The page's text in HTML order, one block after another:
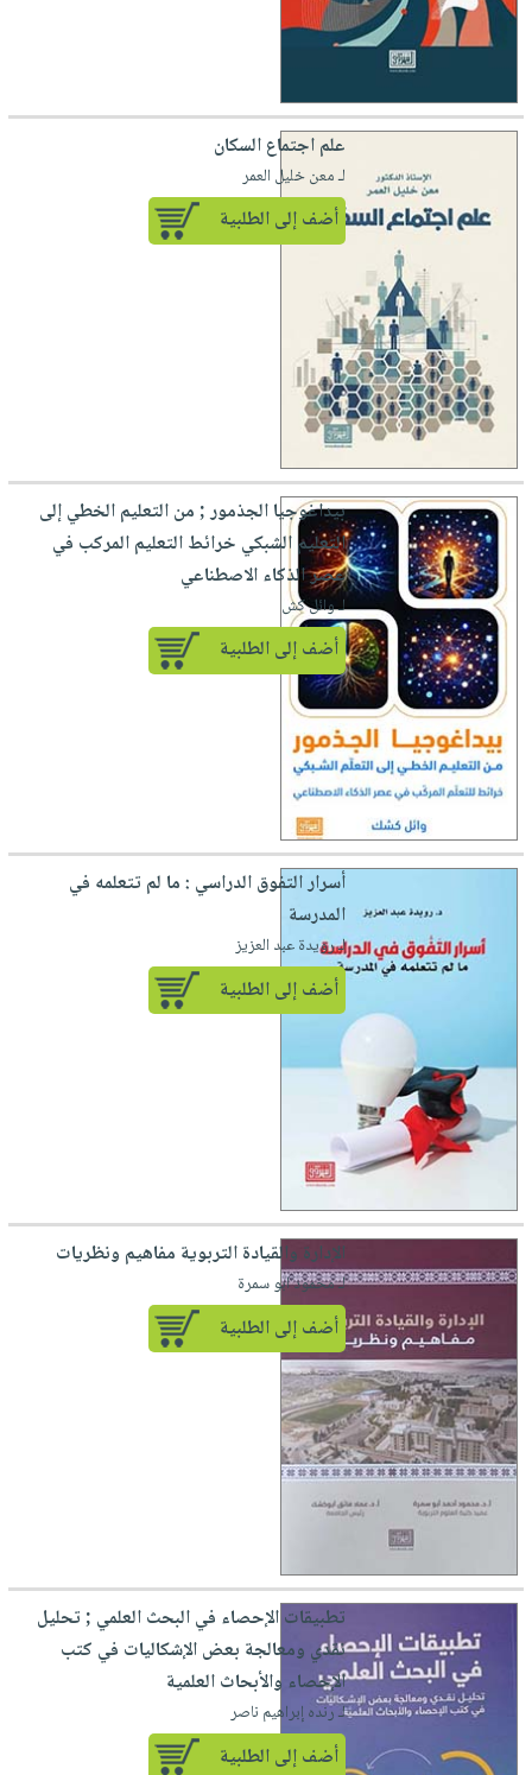
علم اجتماع السكان
لـ معن خليل العمر
أضف إلى الطلبية
بيداغوجيا الجذمور ; من التعليم الخطي إلى
التعليم الشبكي خرائط التعليم المركب في
عصر الذكاء الاصطناعي
لـ وائل كش
أضف إلى الطلبية
أسرار التفوق الدراسي : ما لم تتعلمه في
المدرسة
لـ رويدة عبد العزيز
أضف إلى الطلبية
الإدارة والقيادة التربوية مفاهيم ونظريات
لـ محمود ابو سمرة
أضف إلى الطلبية
تطبيقات الإحصاء في البحث العلمي ; تحليل
نقدي ومعالجة بعض الإشكاليات في كتب
الإحصاء والأبحاث العلمية
لـ رنده إبراهيم ناصر
أضف إلى الطلبية